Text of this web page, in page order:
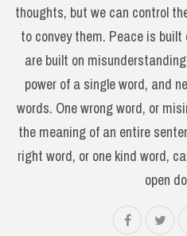
thoughts, but we can control
to convey them. Peace is
are built on
power of a single word, and
words. One wrong word, or
the meaning of an entire
right word, or one kind word,
open